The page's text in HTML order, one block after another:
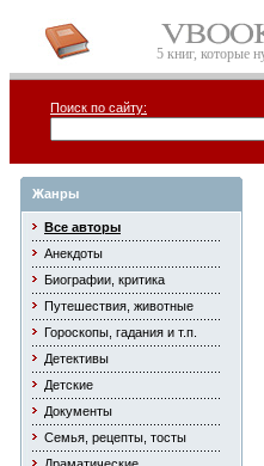
5 книг, которые
Поиск по сайту:
Жанры
Все авторы
Анекдоты
Биографии, критика
Путешествия, животные
Гороскопы, гадания и т.п.
Детективы
Детские
Документы
Семья, рецепты, тосты